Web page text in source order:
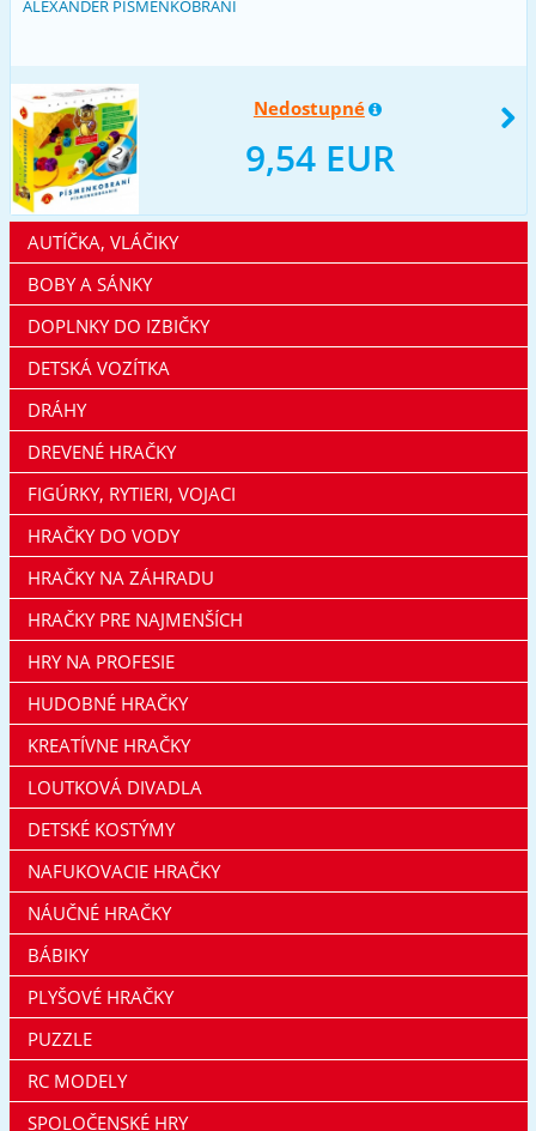
ALEXANDER PÍSMENKOBRANÍ
Nedostupné
9,54 EUR
AUTÍČKA, VLÁČIKY
BOBY A SÁNKY
DOPLNKY DO IZBIČKY
DETSKÁ VOZÍTKA
DRÁHY
DREVENÉ HRAČKY
FIGÚRKY, RYTIERI, VOJACI
HRAČKY DO VODY
HRAČKY NA ZÁHRADU
HRAČKY PRE NAJMENŠÍCH
HRY NA PROFESIE
HUDOBNÉ HRAČKY
KREATÍVNE HRAČKY
LOUTKOVÁ DIVADLA
DETSKÉ KOSTÝMY
NAFUKOVACIE HRAČKY
NÁUČNÉ HRAČKY
BÁBIKY
PLYŠOVÉ HRAČKY
PUZZLE
RC MODELY
SPOLOČENSKÉ HRY